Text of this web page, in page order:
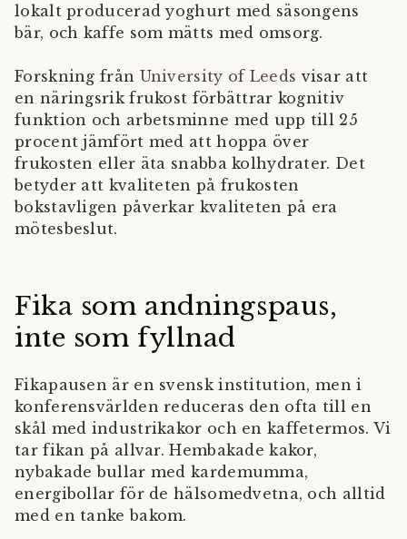
lokalt producerad yoghurt med säsongens
bär, och kaffe som mätts med omsorg.
Forskning från University of Leeds visar att
en näringsrik frukost förbättrar kognitiv
funktion och arbetsminne med upp till 25
procent jämfört med att hoppa över
frukosten eller äta snabba kolhydrater. Det
betyder att kvaliteten på frukosten
bokstavligen påverkar kvaliteten på era
mötesbeslut.
Fika som andningspaus,
inte som fyllnad
Fikapausen är en svensk institution, men i
konferensvärlden reduceras den ofta till en
skål med industrikakor och en kaffetermos. Vi
tar fikan på allvar. Hembakade kakor,
nybakade bullar med kardemumma,
energibollar för de hälsomedvetna, och alltid
med en tanke bakom.